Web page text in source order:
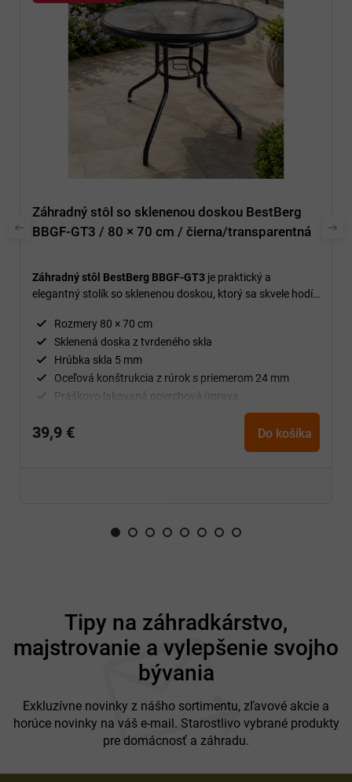
Záhradný stôl so sklenenou doskou BestBerg
BBGF-GT3 / 80 × 70 cm / čierna/transparentná
Záhradný stôl BestBerg BBGF-GT3 je praktický a
elegantný stolík so sklenenou doskou, ktorý sa skvele hodí
Rozmery 80 × 70 cm
Sklenená doska z tvrdeného skla
Hrúbka skla 5 mm
Oceľová konštrukcia z rúrok s priemerom 24 mm
Práškovo lakovaná povrchová úprava
39,9 € Do košíka
Tipy na záhradkárstvo,
majstrovanie a vylepšenie svojho
bývania
Exkluzívne novinky z nášho sortimentu, zľavové akcie a
horúce novinky na váš e-mail. Starostlivo vybrané produkty
pre domácnosť a záhradu.